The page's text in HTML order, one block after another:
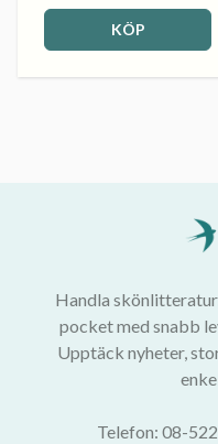
KÖP
Handla
pocket med snabb
Upptäck nyheter,
Telefon: 08-